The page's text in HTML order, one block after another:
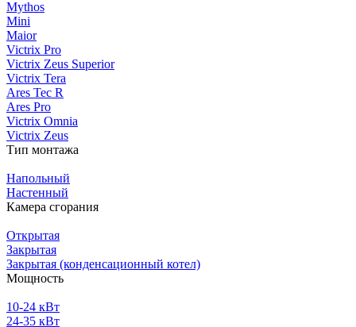
Mythos
Mini
Maior
Victrix Pro
Victrix Zeus Superior
Victrix Tera
Ares Tec R
Ares Pro
Victrix Omnia
Victrix Zeus
Тип монтажа
Напольный
Настенный
Камера сгорания
Открытая
Закрытая
Закрытая (конденсационный котел)
Мощность
10-24 кВт
24-35 кВт